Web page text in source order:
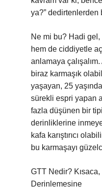
ya?” dedirtenlerden
Ne mi bu? Hadi
hem de ciddiyetle
anlamaya
biraz karmaşık
yaşayan, 25
sürekli espri yapan
fazla düşünen bir
derinliklerine
kafa karıştırıcı
bu karmaşayı
GTT Nedir? Kısaca,
Derinlemesine